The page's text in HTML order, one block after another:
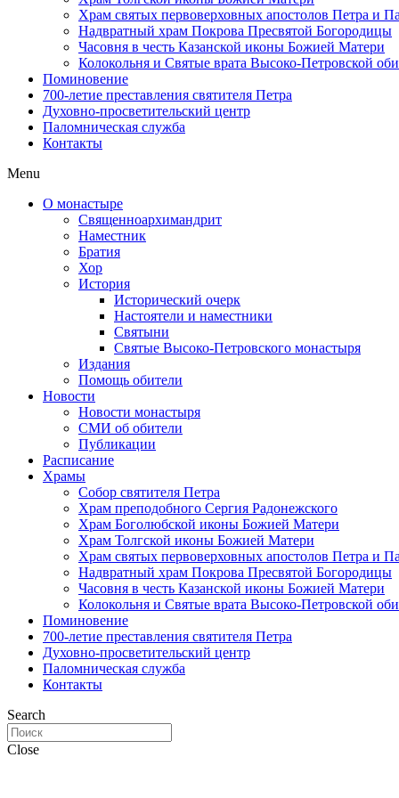
Храм святых первоверховных апостолов Петра и
Надвратный храм Покрова Пресвятой Богородицы
Часовня в честь Казанской иконы Божией Матери
Колокольня и Святые врата Высоко-Петровской
Поминовение
700-летие преставления святителя Петра
Духовно-просветительский центр
Паломническая служба
Контакты
Menu
О монастыре
Священноархимандрит
Наместник
Братия
Хор
История
Исторический очерк
Настоятели и наместники
Святыни
Святые Высоко-Петровского монастыря
Издания
Помощь обители
Новости
Новости монастыря
СМИ об обители
Публикации
Расписание
Храмы
Собор святителя Петра
Храм преподобного Сергия Радонежского
Храм Боголюбской иконы Божией Матери
Храм Толгской иконы Божией Матери
Храм святых первоверховных апостолов Петра и
Надвратный храм Покрова Пресвятой Богородицы
Часовня в честь Казанской иконы Божией Матери
Колокольня и Святые врата Высоко-Петровской
Поминовение
700-летие преставления святителя Петра
Духовно-просветительский центр
Паломническая служба
Контакты
Search
Close